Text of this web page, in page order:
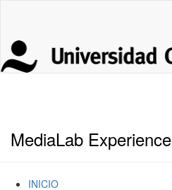
MediaLab Experience
INICIO